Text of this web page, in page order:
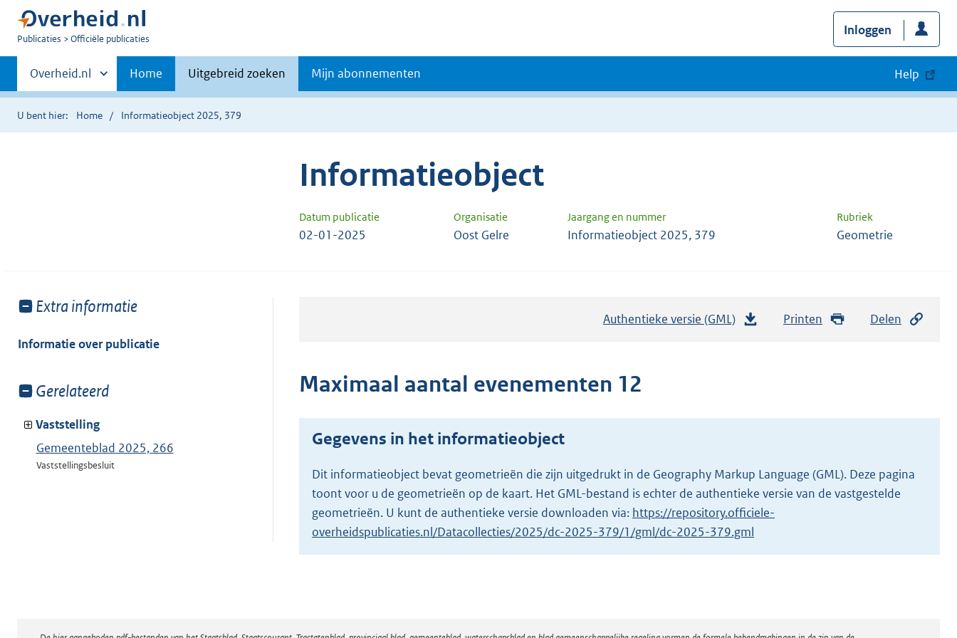
U
Publicaties Officiële publicaties
Inloggen
Primaire
navigatie
Andere
sites
binnen
Overheid.nl Home Uitgebreid zoeken Mijn abonnementen Help
U bent hier: Home Informatieobject 2025, 379
Informatieobject
Datum publicatie Organisatie Jaargang en nummer Rubriek
02-01-2025 Oost Gelre Informatieobject 2025, 379 Geometrie
Toon
van:
Extra informatie
Informatie over publicatie
Toon
van:
Gerelateerd
Vaststelling
Gemeenteblad 2025, 266
Vaststellingsbesluit
Authentieke versie (GML)
n
g
r
o
o
Printen Delen
Maximaal aantal evenementen 12
Gegevens in het informatieobject
Dit informatieobject bevat geometrieën die zijn uitgedrukt in de Geography Markup Language (GML). Deze pagina
toont voor u de geometrieën op de kaart. Het GML-bestand is echter de authentieke versie van de vastgestelde
geometrieën. U kunt de authentieke versie downloaden via: https://repository.officiele-
overheidspublicaties.nl/Datacollecties/2025/dc-2025-379/1/gml/dc-2025-379.gml